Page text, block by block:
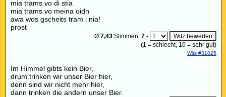
mia trams vo di stia
mia trams vo meina oidn
awa wos gscheits tram i nia!
prost
Ø 7,43 Stimmen: 7 -
(1 = schlecht, 10 = sehr gut)
Witz #31025
Im Himmel gibts kein Bier,
drum trinken wir unser Bier hier,
denn sind wir nicht mehr hier,
dann trinken die andern unser Bier.